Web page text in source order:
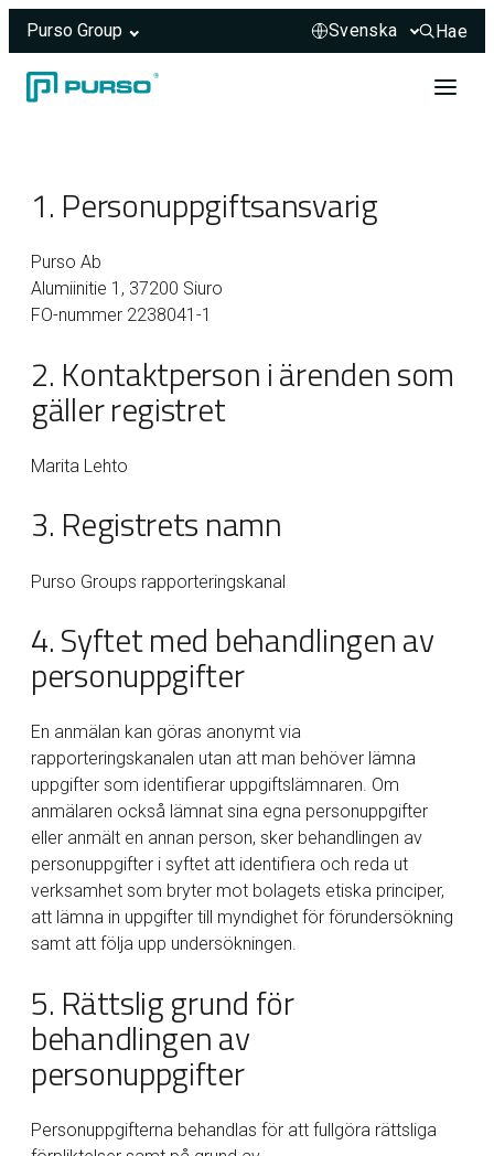
Purso Group
Hae
Hae
1. Personuppgiftsansvarig
Purso Ab
Alumiinitie 1, 37200 Siuro
FO-nummer 2238041-1
2. Kontaktperson i ärenden som
gäller registret
Marita Lehto
3. Registrets namn
Purso Groups rapporteringskanal
4. Syftet med behandlingen av
personuppgifter
En anmälan kan göras anonymt via
rapporteringskanalen utan att man behöver lämna
uppgifter som identifierar uppgiftslämnaren. Om
anmälaren också lämnat sina egna personuppgifter
eller anmält en annan person, sker behandlingen av
personuppgifter i syftet att identifiera och reda ut
verksamhet som bryter mot bolagets etiska principer,
att lämna in uppgifter till myndighet för förundersökning
samt att följa upp undersökningen.
5. Rättslig grund för
behandlingen av
personuppgifter
Personuppgifterna behandlas för att fullgöra rättsliga